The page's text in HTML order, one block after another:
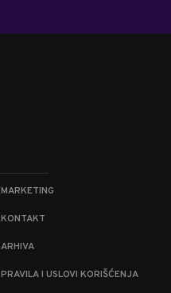
MARKETING
KONTAKT
ARHIVA
PRAVILA I USLOVI KORIŠĆENJA